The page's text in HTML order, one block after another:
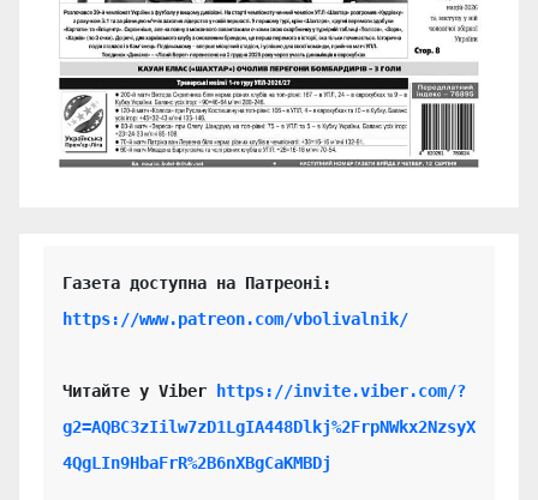
https://www.patreon.com/vbolivalnik/
Читайте у Viber
https://invite.viber.com/?
g2=AQBC3zIilw7zD1LgIA448Dlkj%2FrpNWkx2NzsyX
4QgLIn9HbaFrR%2B6nXBgCaKMBDj